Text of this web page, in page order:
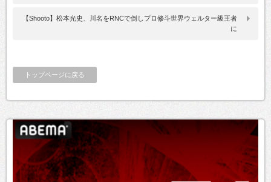
【Shooto】松本光史、川名をRNCで倒しプロ修斗世界ウェルター級王者
に
トップページに戻る